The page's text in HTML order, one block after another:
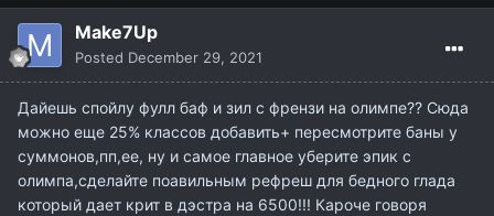
Make7Up
Posted December 29, 2021
Дайешь спойлу фулл баф и зил с френзи на олимпе?? Сюда
можно еще 25% классов добавить+ пересмотрите баны у
суммонов,пп,ее, ну и самое главное уберите эпик с
олимпа,сделайте поавильным рефреш для бедного глада
который дает крит в дэстра на 6500!!! Кароче говоря